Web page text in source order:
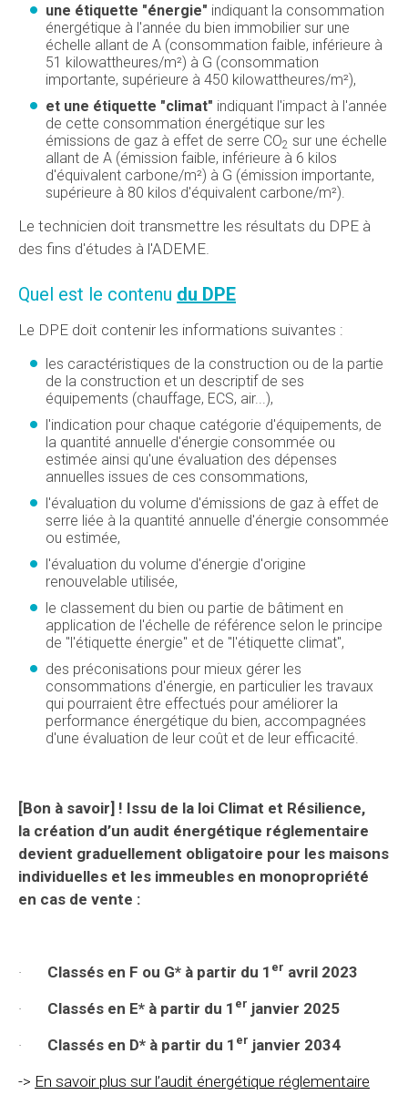
une étiquette "énergie" indiquant la consommation
énergétique à l'année du bien immobilier sur une
échelle allant de A (consommation faible, inférieure à
51 kilowattheures/m²) à G (consommation
importante, supérieure à 450 kilowattheures/m²),
et une étiquette "climat" indiquant l'impact à l'année
de cette consommation énergétique sur les
émissions de gaz à effet de serre CO2 sur une échelle
allant de A (émission faible, inférieure à 6 kilos
d'équivalent carbone/m²) à G (émission importante,
supérieure à 80 kilos d'équivalent carbone/m²).
Le technicien doit transmettre les résultats du DPE à
des fins d'études à l'ADEME.
Quel est le contenu du DPE
Le DPE doit contenir les informations suivantes :
les caractéristiques de la construction ou de la partie
de la construction et un descriptif de ses
équipements (chauffage, ECS, air...),
l'indication pour chaque catégorie d'équipements, de
la quantité annuelle d'énergie consommée ou
estimée ainsi qu'une évaluation des dépenses
annuelles issues de ces consommations,
l'évaluation du volume d'émissions de gaz à effet de
serre liée à la quantité annuelle d'énergie consommée
ou estimée,
l'évaluation du volume d'énergie d'origine
renouvelable utilisée,
le classement du bien ou partie de bâtiment en
application de l'échelle de référence selon le principe
de "l'étiquette énergie" et de "l'étiquette climat",
des préconisations pour mieux gérer les
consommations d'énergie, en particulier les travaux
qui pourraient être effectués pour améliorer la
performance énergétique du bien, accompagnées
d'une évaluation de leur coût et de leur efficacité.
[Bon à savoir] ! Issu de la loi Climat et Résilience,
la création d’un audit énergétique réglementaire
devient graduellement obligatoire pour les maisons
individuelles et les immeubles en monopropriété
en cas de vente :
· Classés en F ou G* à partir du 1 er avril 2023
· Classés en E* à partir du 1 er janvier 2025
· Classés en D* à partir du 1 er janvier 2034
-> En savoir plus sur l’audit énergétique réglementaire